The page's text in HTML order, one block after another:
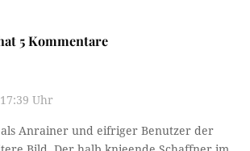
5 Kommentare
Uhr
Anrainer und eifriger Benutzer der